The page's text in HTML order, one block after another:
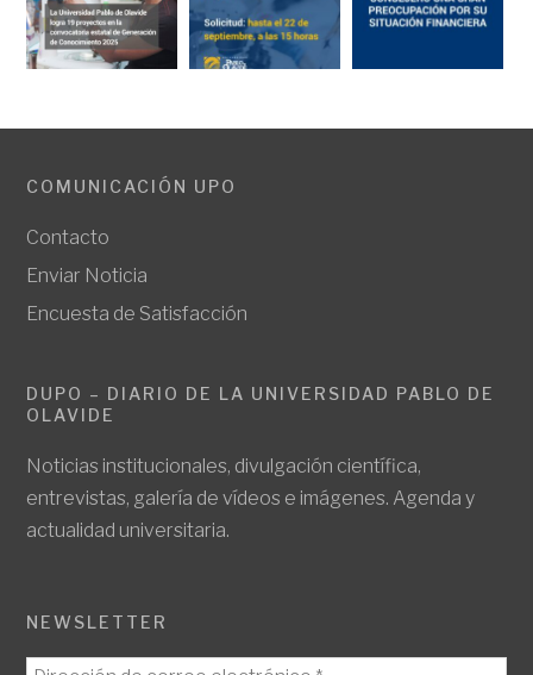
COMUNICACIÓN UPO
Contacto
Enviar Noticia
Encuesta de Satisfacción
DUPO – DIARIO DE LA UNIVERSIDAD PABLO DE
OLAVIDE
Noticias institucionales, divulgación científica,
entrevistas, galería de vídeos e imágenes. Agenda y
actualidad universitaria.
NEWSLETTER